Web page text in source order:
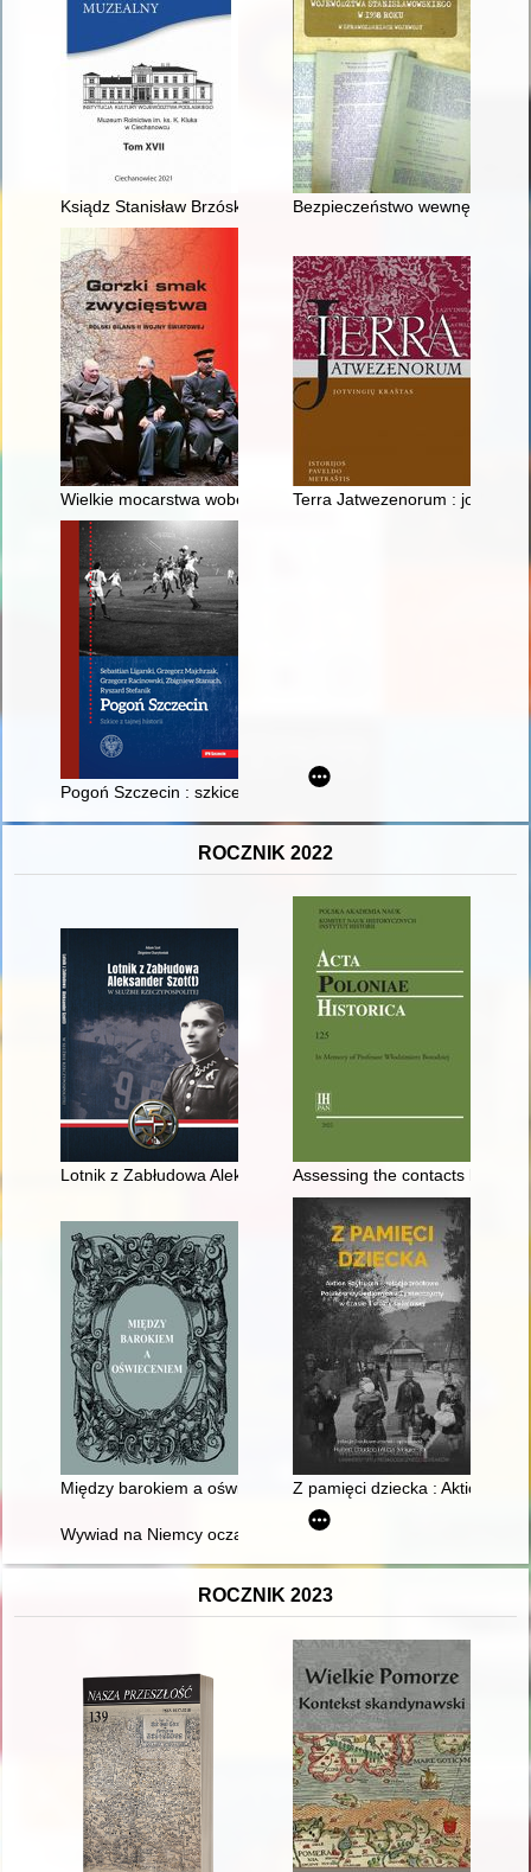
Ksiądz Stanisław Brzóska (1834-1865)Bezpieczeństwo wewnętrzne
Wielkie mocarstwa wobec sprawy polskiej - nadzieje i
Terra Jatwezenorum :
Pogoń Szczecin : szkice z tajnej historii
ROCZNIK 2022
Lotnik z Zabłudowa Aleksander Szot(t) : w służbie
Assessing the contacts
Między barokiem a oświeceniem : Ignacy Krasicki i jego czasy
Z pamięci dziecka : Aktion
Wywiad na Niemcy oczami kierownika Referatu "Zachód"
ROCZNIK 2023